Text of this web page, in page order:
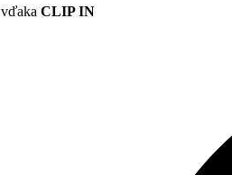
vďaka CLIP IN